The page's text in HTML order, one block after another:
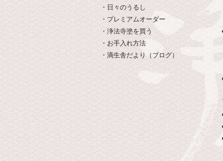
・日々のうるし
・プレミアムオーダー
・浄法寺塗を買う
・お手入れ方法
・滴生舎だより（ブログ）